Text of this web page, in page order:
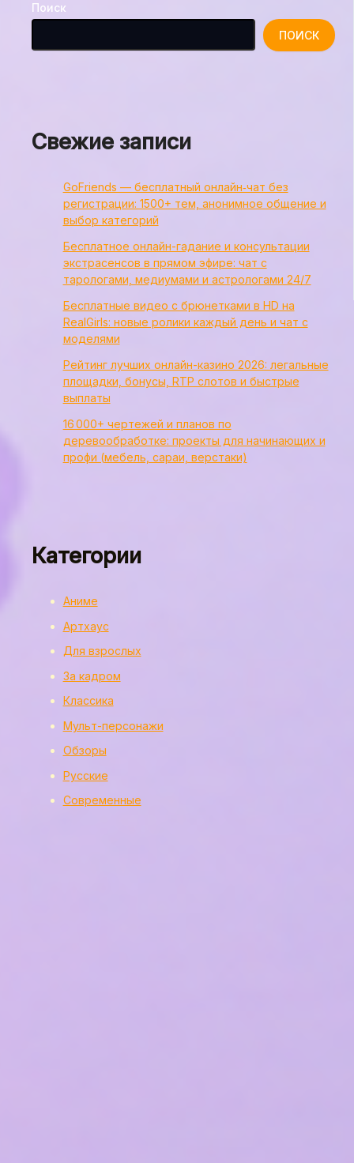
Поиск
ПОИСК
Свежие записи
GoFriends — бесплатный онлайн‑чат без
регистрации: 1500+ тем, анонимное общение и
выбор категорий
Бесплатное онлайн-гадание и консультации
экстрасенсов в прямом эфире: чат с
тарологами, медиумами и астрологами 24/7
Бесплатные видео с брюнетками в HD на
RealGirls: новые ролики каждый день и чат с
моделями
Рейтинг лучших онлайн-казино 2026: легальные
площадки, бонусы, RTP слотов и быстрые
выплаты
16 000+ чертежей и планов по
деревообработке: проекты для начинающих и
профи (мебель, сараи, верстаки)
Категории
Аниме
Артхаус
Для взрослых
За кадром
Классика
Мульт-персонажи
Обзоры
Русские
Современные